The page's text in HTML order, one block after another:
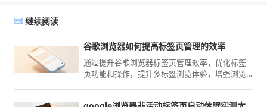
继续阅读
谷歌浏览器如何提高标签页管理的效率
通过提升谷歌浏览器标签页管理效率，优化标签
页功能和操作，提升多标签浏览体验，增强浏览